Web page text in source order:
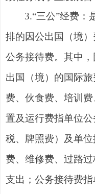
3.“三公”经费：
排的因公出国（境
公务接待费。其中
出国（境）的国际
费、伙食费、培训
置及运行费指单位
税、牌照费）及单
费、维修费、过路
支出；公务接待费